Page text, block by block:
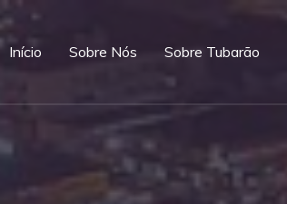
Início Sobre Nós Sobre Tubarão